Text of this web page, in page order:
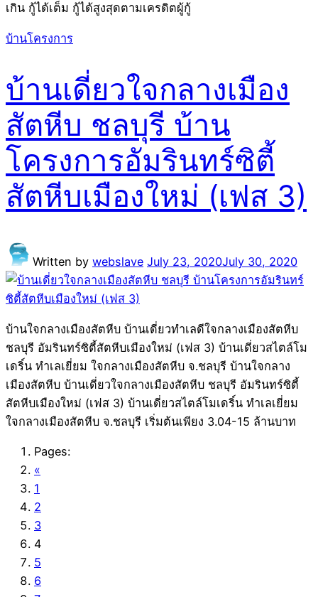
เกิน กู้ได้เต็ม กู้ได้สูงสุดตามเครดิตผู้กู้
บ้านโครงการ
บ้านเดี่ยวใจกลางเมือง
สัตหีบ ชลบุรี บ้าน
โครงการอัมรินทร์ซิตี้
สัตหีบเมืองใหม่ (เฟส 3)
Written by webslave July 23, 2020July 30, 2020
บ้านใจกลางเมืองสัตหีบ บ้านเดี่ยวทำเลดีใจกลางเมืองสัตหีบ
ชลบุรี อัมรินทร์ซิตี้สัตหีบเมืองใหม่ (เฟส 3) บ้านเดี่ยวสไตล์โม
เดริ์น ทำเลเยี่ยม ใจกลางเมืองสัตหีบ จ.ชลบุรี บ้านใจกลาง
เมืองสัตหีบ บ้านเดี่ยวใจกลางเมืองสัตหีบ ชลบุรี อัมรินทร์ซิตี้
สัตหีบเมืองใหม่ (เฟส 3) บ้านเดี่ยวสไตล์โมเดริ์น ทำเลเยี่ยม
ใจกลางเมืองสัตหีบ จ.ชลบุรี เริ่มต้นเพียง 3.04-15 ล้านบาท
Pages:
«
1
2
3
4
5
6